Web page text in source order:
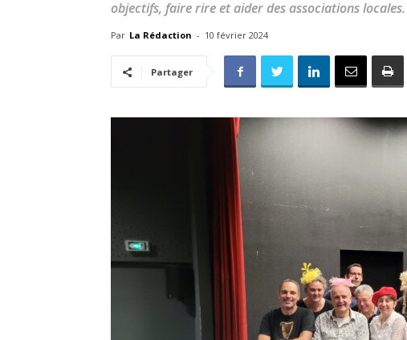
objectifs, faire rire et aider des associations locales.
Par La Rédaction - 10 février 2024
Partager